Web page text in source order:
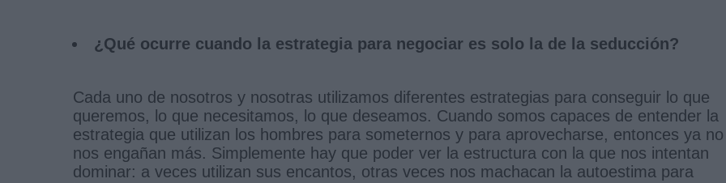
¿Qué ocurre cuando la estrategia para negociar es solo la de la seducción?
Cada uno de nosotros y nosotras utilizamos diferentes estrategias para conseguir lo que
queremos, lo que necesitamos, lo que deseamos. Cuando somos capaces de entender la
estrategia que utilizan los hombres para someternos y para aprovecharse, entonces ya no
nos engañan más. Simplemente hay que poder ver la estructura con la que nos intentan
dominar: a veces utilizan sus encantos, otras veces nos machacan la autoestima para